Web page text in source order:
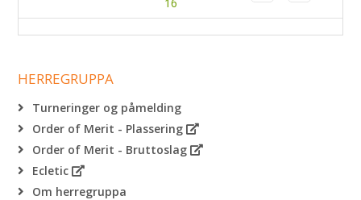
HERREGRUPPA
Turneringer og påmelding
Order of Merit - Plassering
Order of Merit - Bruttoslag
Ecletic
Om herregruppa